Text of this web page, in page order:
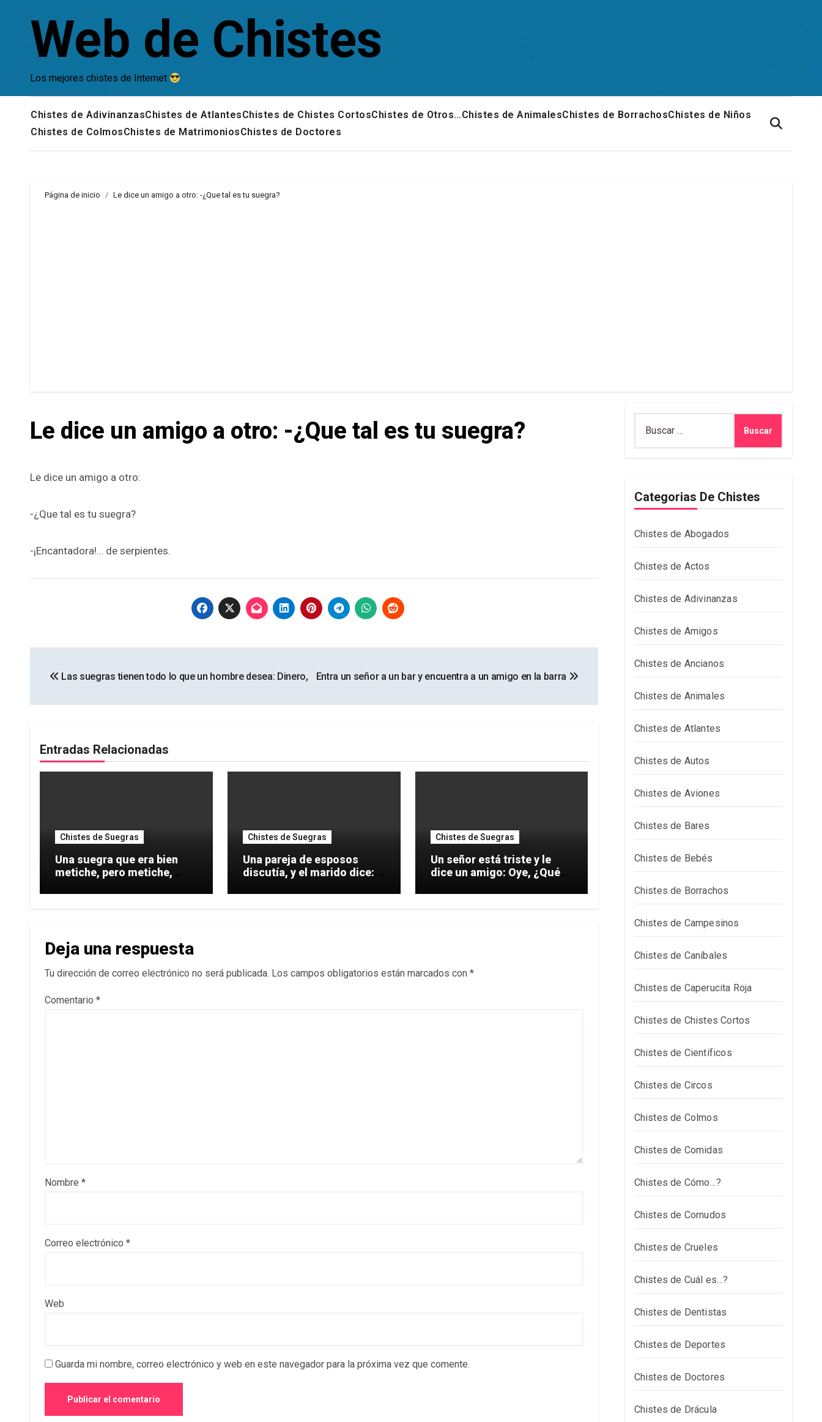
contenidoWeb de Chistes
Los mejores chistes de Internet
Chistes de AdivinanzasChistes de AtlantesChistes de Chistes CortosChistes de Otros…Chistes de AnimalesChistes de BorrachosChistes de Niños
Chistes de ColmosChistes de MatrimoniosChistes de Doctores
Página de inicio Le dice un amigo a otro: -¿Que tal es tu suegra?
Le dice un amigo a otro: -¿Que tal es tu suegra?
Le dice un amigo a otro:
-¿Que tal es tu suegra?
-¡Encantadora!… de serpientes.
de
entradas
Las suegras tienen todo lo que un hombre desea: Dinero, Entra un señor a un bar y encuentra a un amigo en la barra
Entradas Relacionadas
Chistes de Suegras
Una suegra que era bien
metiche, pero metiche,
Chistes de Suegras
Una pareja de esposos
discutía, y el marido dice: –
Chistes de Suegras
Un señor está triste y le
dice un amigo: Oye, ¿Qué
Deja una respuesta
Tu dirección de correo electrónico no será publicada. Los campos obligatorios están marcados con *
Comentario *
Nombre *
Correo electrónico *
Web
Guarda mi nombre, correo electrónico y web en este navegador para la próxima vez que comente.
Categorias De Chistes
Chistes de Abogados
Chistes de Actos
Chistes de Adivinanzas
Chistes de Amigos
Chistes de Ancianos
Chistes de Animales
Chistes de Atlantes
Chistes de Autos
Chistes de Aviones
Chistes de Bares
Chistes de Bebés
Chistes de Borrachos
Chistes de Campesinos
Chistes de Caníbales
Chistes de Caperucita Roja
Chistes de Chistes Cortos
Chistes de Científicos
Chistes de Circos
Chistes de Colmos
Chistes de Comidas
Chistes de Cómo…?
Chistes de Cornudos
Chistes de Crueles
Chistes de Cuál es…?
Chistes de Dentistas
Chistes de Deportes
Chistes de Doctores
Chistes de Drácula